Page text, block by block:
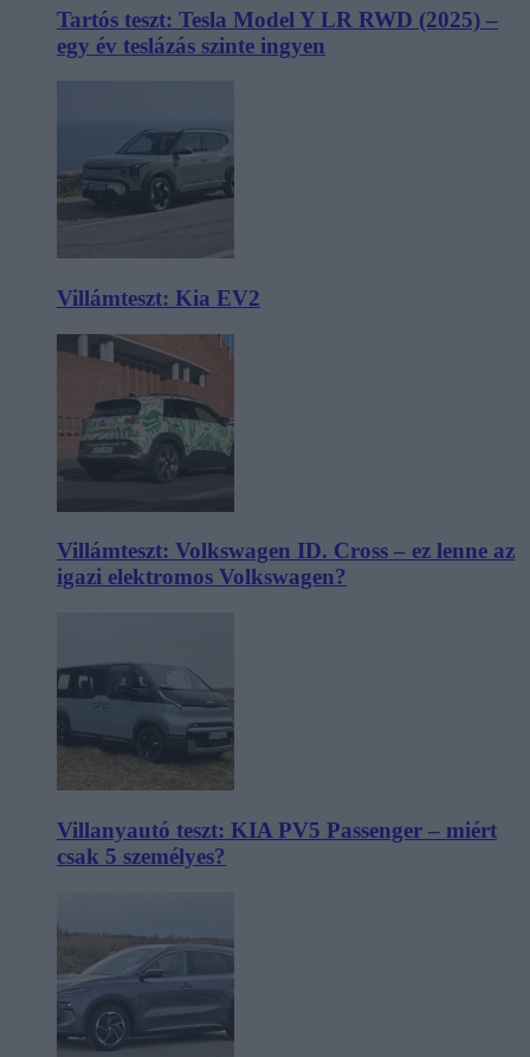
Tartós teszt: Tesla Model Y LR RWD (2025) –
egy év teslázás szinte ingyen
Villámteszt: Kia EV2
Villámteszt: Volkswagen ID. Cross – ez lenne az
igazi elektromos Volkswagen?
Villanyautó teszt: KIA PV5 Passenger – miért
csak 5 személyes?